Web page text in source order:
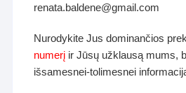
renata.baldene@gmail.com
Nurodykite Jus dominančios
numerį ir Jūsų užklausą mums,
išsamesnei-tolimesnei